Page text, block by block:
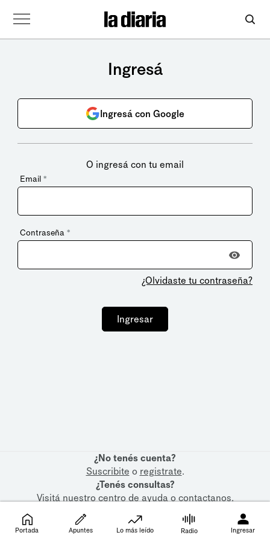
Ingresá
Ingresá con Google
O ingresá con tu email
Email *
Contraseña *
¿Olvidaste tu contraseña?
Ingresar
¿No tenés cuenta?
Suscribite o registrate.
¿Tenés consultas?
Visitá nuestrocentro de ayudaocontactanos.
Portada Apuntes Lo más leído Radio Ingresar